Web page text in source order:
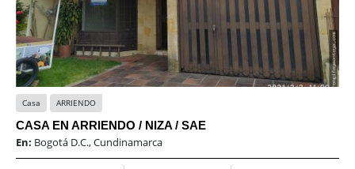
Casa ARRIENDO
CASA EN ARRIENDO / NIZA / SAE
En: Bogotá D.C., Cundinamarca